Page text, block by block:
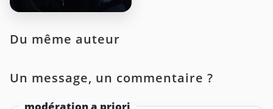
Du même auteur
Un message, un commentaire ?